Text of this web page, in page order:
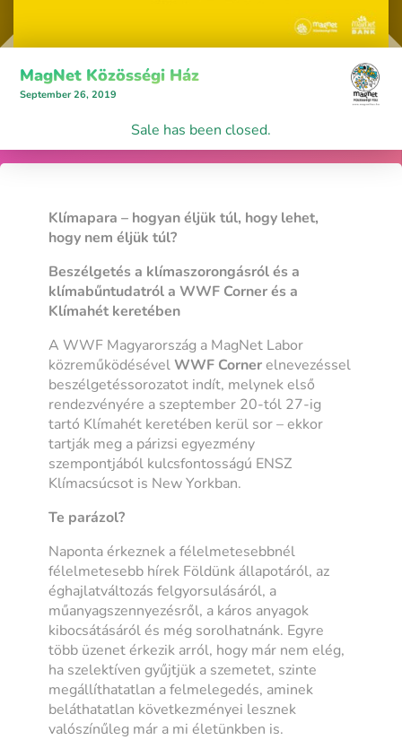
MagNet Közösségi Ház
September 26, 2019
Sale has been closed.
Klímapara – hogyan éljük túl, hogy lehet,
hogy nem éljük túl?
Beszélgetés a klímaszorongásról és a
klímabűntudatról a WWF Corner és a
Klímahét keretében
A WWF Magyarország a MagNet Labor
közreműködésévelWWF Cornerelnevezéssel
beszélgetéssorozatot indít, melynek első
rendezvényére a szeptember 20-tól 27-ig
tartó Klímahét keretében kerül sor – ekkor
tartják meg a párizsi egyezmény
szempontjából kulcsfontosságú ENSZ
Klímacsúcsot is New Yorkban.
Te parázol?
Naponta érkeznek a félelmetesebbnél
félelmetesebb hírek Földünk állapotáról, az
éghajlatváltozás felgyorsulásáról, a
műanyagszennyezésről, a káros anyagok
kibocsátásáról és még sorolhatnánk. Egyre
több üzenet érkezik arról, hogy már nem elég,
ha szelektíven gyűjtjük a szemetet, szinte
megállíthatatlan a felmelegedés, aminek
beláthatatlan következményei lesznek
valószínűleg már a mi életünkben is.